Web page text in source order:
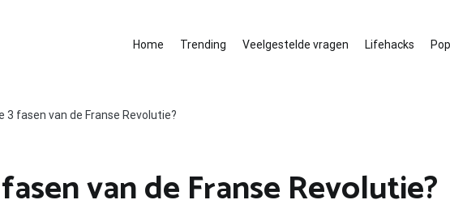
Home Trending Veelgestelde vragen Lifehacks
3 fasen van de Franse Revolutie?
van de Franse Revolutie?